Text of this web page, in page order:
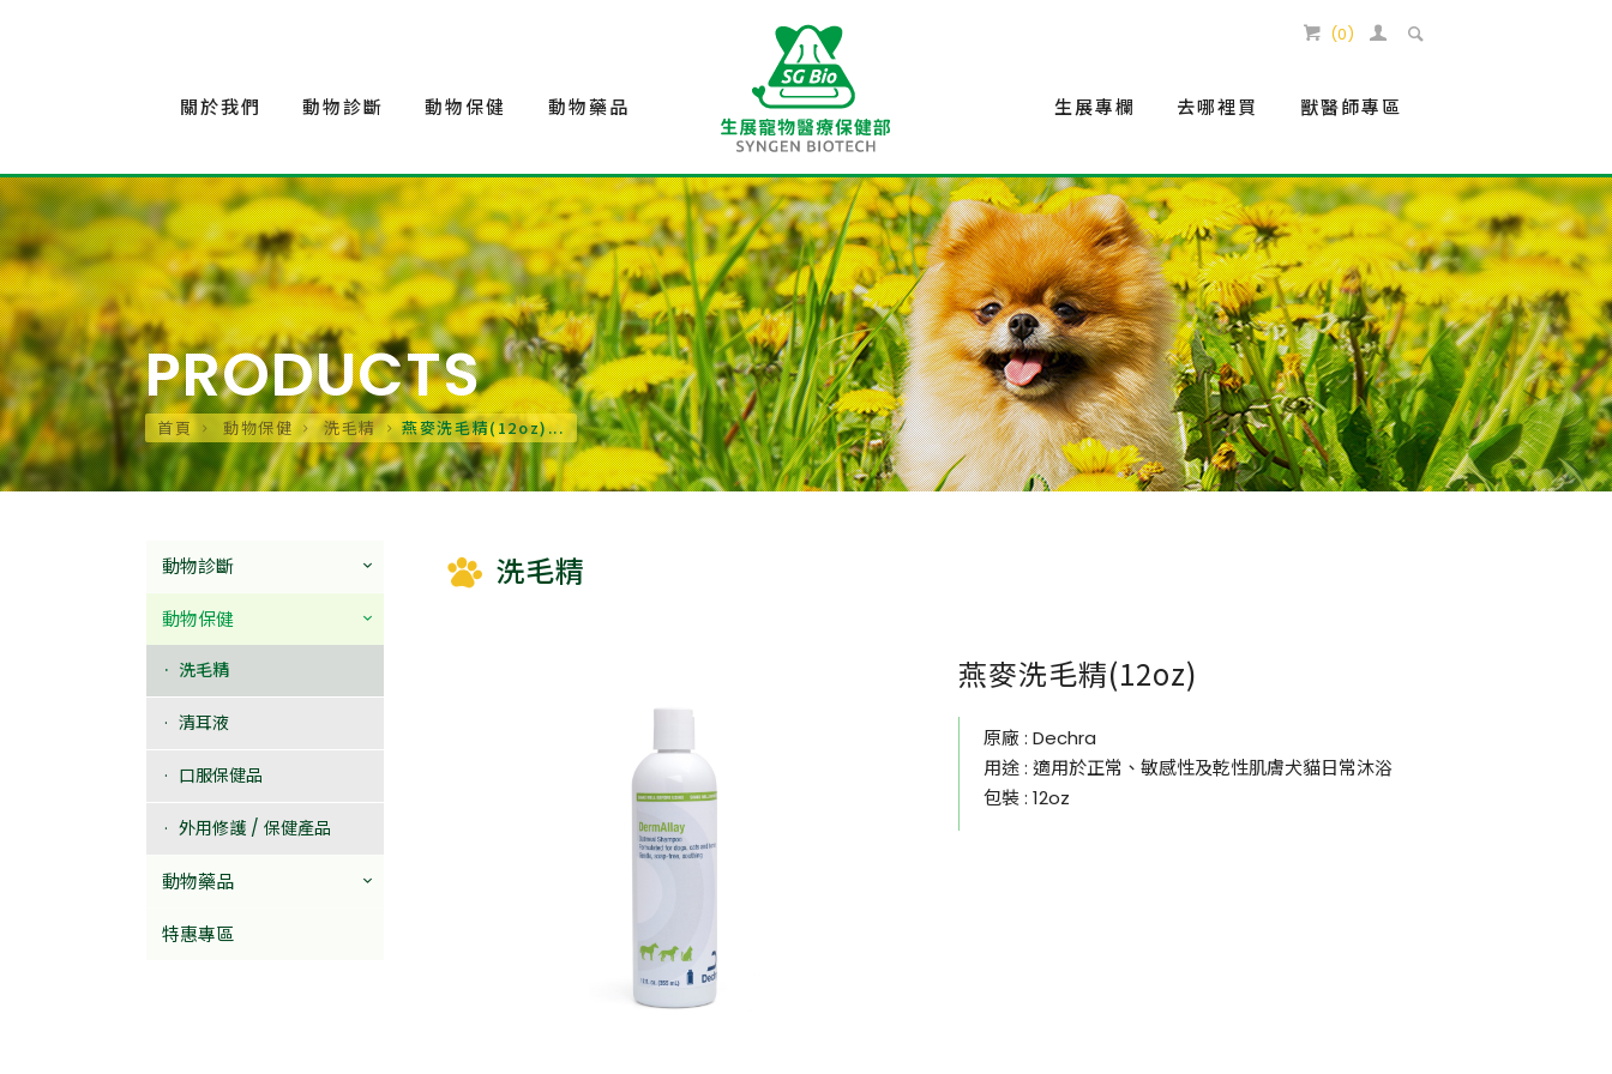
關於我們 動物診斷 動物保健 動物藥品 生展專欄 去哪裡買 獸醫師專區
(0)
PRODUCTS
首頁 動物保健 洗毛精 燕麥洗毛精(12oz)...
動物診斷
動物保健
洗毛精
清耳液
口服保健品
外用修護 / 保健產品
動物藥品
特惠專區
洗毛精
燕麥洗毛精(12oz)
原廠 : Dechra
用途 : 適用於正常、敏感性及乾性肌膚犬貓日常沐浴
包裝 : 12oz